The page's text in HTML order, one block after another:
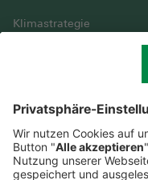
Klimastrategie
Streitbeilegung
Nutzungshinweise